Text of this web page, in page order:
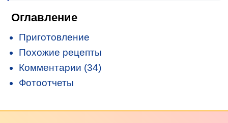
Оглавление
Приготовление
Похожие рецепты
Комментарии (34)
Фотоотчеты